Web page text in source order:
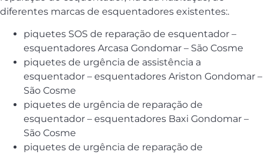
diferentes marcas de esquentadores existentes:.
piquetes SOS de reparação de esquentador –
esquentadores Arcasa Gondomar – São Cosme
piquetes de urgência de assistência a
esquentador – esquentadores Ariston Gondomar –
São Cosme
piquetes de urgência de reparação de
esquentador – esquentadores Baxi Gondomar –
São Cosme
piquetes de urgência de reparação de